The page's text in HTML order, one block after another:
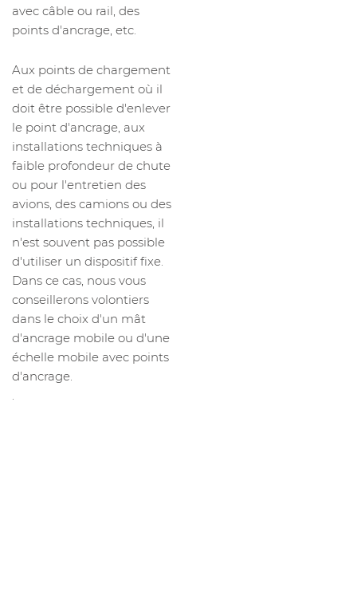
avec câble ou rail, des
points d'ancrage, etc.
Aux points de chargement
et de déchargement où il
doit être possible d'enlever
le point d'ancrage, aux
installations techniques à
faible profondeur de chute
ou pour l'entretien des
avions, des camions ou des
installations techniques, il
n'est souvent pas possible
d'utiliser un dispositif fixe.
Dans ce cas, nous vous
conseillerons volontiers
dans le choix d'un mât
d'ancrage mobile ou d'une
échelle mobile avec points
d'ancrage.